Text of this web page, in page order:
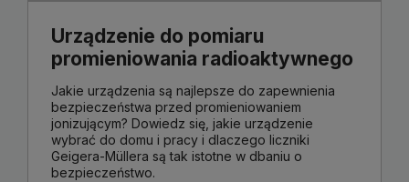
Urządzenie do pomiaru
promieniowania radioaktywnego
Jakie urządzenia są najlepsze do zapewnienia
bezpieczeństwa przed promieniowaniem
jonizującym? Dowiedz się, jakie urządzenie
wybrać do domu i pracy i dlaczego liczniki
Geigera-Müllera są tak istotne w dbaniu o
bezpieczeństwo.